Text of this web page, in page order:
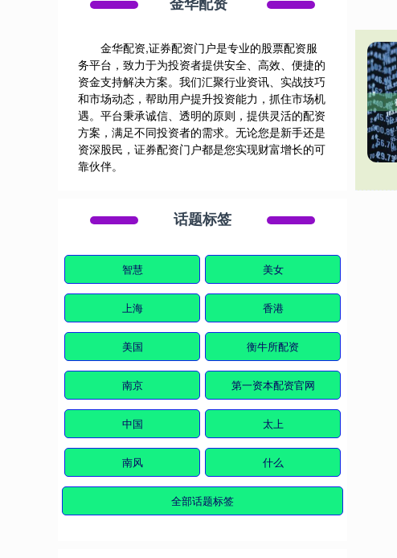
金华配资,证券配资门户是专业的股票配资服
务平台，致力于为投资者提供安全、高效、便捷的
资金支持解决方案。我们汇聚行业资讯、实战技巧
和市场动态，帮助用户提升投资能力，抓住市场机
遇。平台秉承诚信、透明的原则，提供灵活的配资
方案，满足不同投资者的需求。无论您是新手还是
资深股民，证券配资门户都是您实现财富增长的可
靠伙伴。
话题标签
智慧 美女
上海 香港
美国 衡牛所配资
南京 第一资本配资官网
中国 太上
南风 什么
全部话题标签